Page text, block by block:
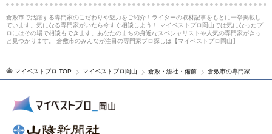
倉敷市で活躍する専門家のこだわりや魅力をご紹介！ライターの取材記事をもとに一挙掲載し
ています。気になる専門家がいたら今すぐ相談しよう！ マイベストプロ岡山では気になったプ
ロにはその場で相談もできます。あなたのまちの身近なスペシャリストや人気の専門家がきっ
と見つかります。 倉敷市のみんなが注目の専門家プロ探しは【マイベストプロ岡山】
マイベストプロ TOP マイベストプロ岡山 倉敷・総社・備前 倉敷市の専門家